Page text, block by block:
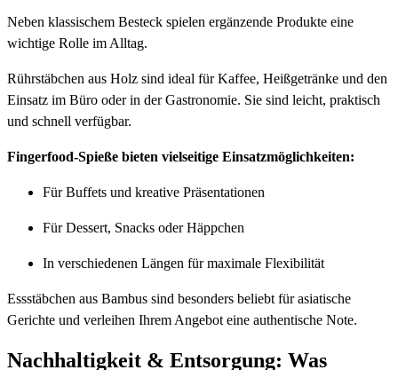
Neben klassischem Besteck spielen ergänzende Produkte eine
wichtige Rolle im Alltag.
Rührstäbchen aus Holz sind ideal für Kaffee, Heißgetränke und den
Einsatz im Büro oder in der Gastronomie. Sie sind leicht, praktisch
und schnell verfügbar.
Fingerfood-Spieße bieten vielseitige Einsatzmöglichkeiten:
Für Buffets und kreative Präsentationen
Für Dessert, Snacks oder Häppchen
In verschiedenen Längen für maximale Flexibilität
Essstäbchen aus Bambus sind besonders beliebt für asiatische
Gerichte und verleihen Ihrem Angebot eine authentische Note.
Nachhaltigkeit & Entsorgung: Was